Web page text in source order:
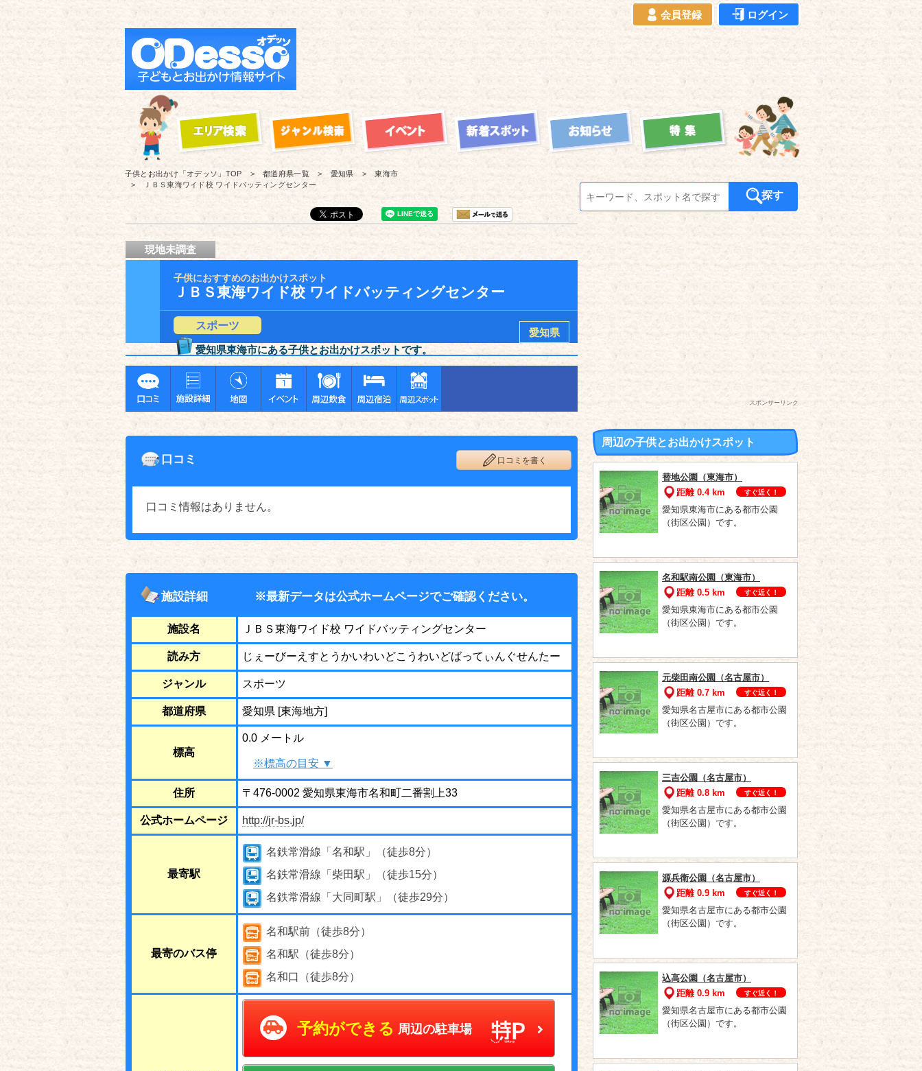
会員登録 ログイン
子供とお出かけ「オデッソ」 TOP 都道府県一覧 愛知県
東海市
ＪＢＳ東海ワイド校 ワイドバッティングセンター
探す
現地未調査
子供におすすめのお出かけスポット
ＪＢＳ東海ワイド校 ワイドバッティングセンター
スポーツ
愛知県
愛知県東海市にある子供とお出かけスポットです。
口コミ 口コミを書く
口コミ情報はありません。
施設詳細 ※最新データは公式ホームページでご確認ください。
施設名 ＪＢＳ東海ワイド校 ワイドバッティングセンター
読み方 じぇーびーえすとうかいわいどこうわいどばってぃんぐせんたー
ジャンル スポーツ
都道府県 愛知県 [東海地方]
標高
0.0 メートル
※標高の目安 ▼
住所 〒476-0002 愛知県東海市名和町二番割上33
公式ホームページ http://jr-bs.jp/
最寄駅
名鉄常滑線「名和駅」（徒歩8分）
名鉄常滑線「柴田駅」（徒歩15分）
名鉄常滑線「大同町駅」（徒歩29分）
最寄のバス停
名和駅前（徒歩8分）
名和駅（徒歩8分）
名和口（徒歩8分）
予約ができる 周辺の駐車場
スポンサーリンク
周辺の子供とお出かけスポット
替地公園（東海市）
距離 0.4 km
すぐ近く！
愛知県東海市にある都市公園
（街区公園）です。
名和駅南公園（東海市）
距離 0.5 km
すぐ近く！
愛知県東海市にある都市公園
（街区公園）です。
元柴田南公園（名古屋市）
距離 0.7 km
すぐ近く！
愛知県名古屋市にある都市公園
（街区公園）です。
三吉公園（名古屋市）
距離 0.8 km
すぐ近く！
愛知県名古屋市にある都市公園
（街区公園）です。
源兵衛公園（名古屋市）
距離 0.9 km
すぐ近く！
愛知県名古屋市にある都市公園
（街区公園）です。
込高公園（名古屋市）
距離 0.9 km
すぐ近く！
愛知県名古屋市にある都市公園
（街区公園）です。